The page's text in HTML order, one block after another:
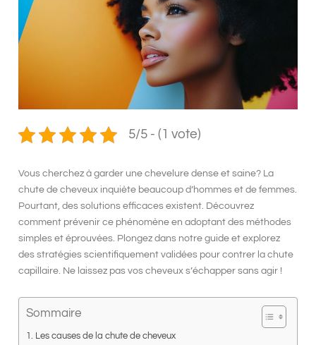
5/5 - (1 vote)
Vous cherchez à garder une chevelure dense et saine? La
chute de cheveux inquiète beaucoup d’hommes et de femmes.
Pourtant, des solutions efficaces existent. Découvrez
comment prévenir ce phénomène en adoptant des méthodes
simples et éprouvées. Plongez dans notre guide et explorez
des stratégies scientifiquement validées pour contrer la chute
capillaire. Ne laissez pas vos cheveux s’échapper sans agir !
Sommaire
Les causes de la chute de cheveux